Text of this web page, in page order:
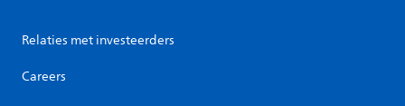
Relaties met investeerders
Careers